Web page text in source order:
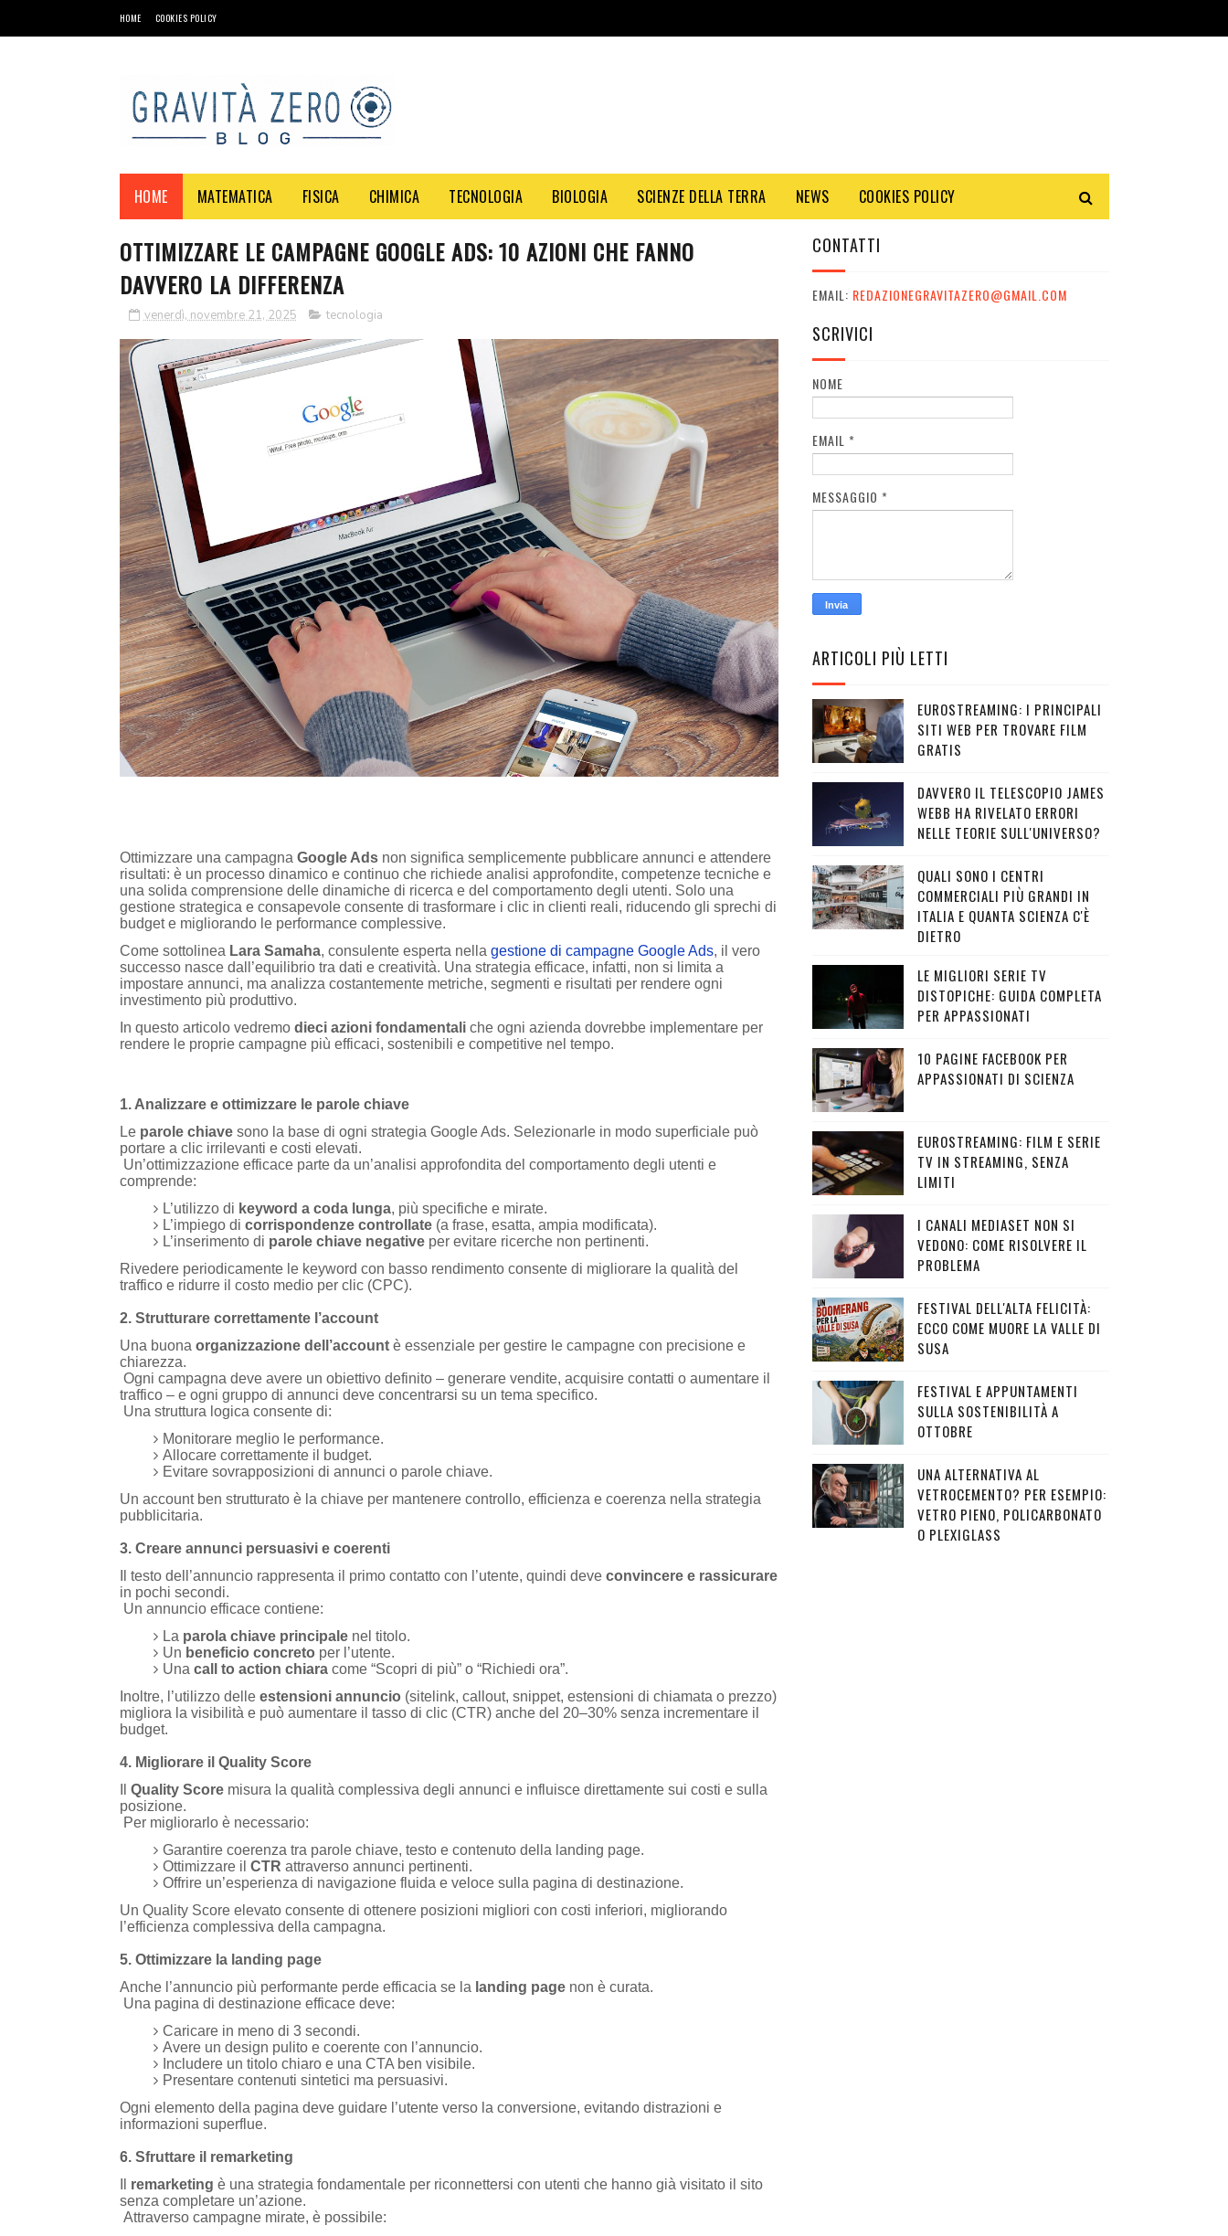
HOME COOKIES POLICY
HOME MATEMATICA FISICA CHIMICA TECNOLOGIA BIOLOGIA SCIENZE DELLA TERRA NEWS COOKIES POLICY
OTTIMIZZARE LE CAMPAGNE GOOGLE ADS: 10 AZIONI CHE FANNO
DAVVERO LA DIFFERENZA
venerdì, novembre 21, 2025 tecnologia
Ottimizzare una campagna Google Adsnon significa semplicemente pubblicare annunci e attendere
risultati: è un processo dinamico e continuo che richiede analisi approfondite, competenze tecniche e
una solida comprensione delle dinamiche di ricerca e del comportamento degli utenti. Solo una
gestione strategica e consapevole consente di trasformare i clic in clienti reali, riducendo gli sprechi di
budget e migliorando le performance complessive.
Come sottolinea Lara Samaha, consulente esperta nella gestione di campagne Google Ads, il vero
successo nasce dall’equilibrio tra dati e creatività. Una strategia efficace, infatti, non si limita a
impostare annunci, ma analizza costantemente metriche, segmenti e risultati per rendere ogni
investimento più produttivo.
In questo articolo vedremo dieci azioni fondamentaliche ogni azienda dovrebbe implementare per
rendere le proprie campagne più efficaci, sostenibili e competitive nel tempo.
1. Analizzare e ottimizzare le parole chiave
Le parole chiavesono la base di ogni strategia Google Ads. Selezionarle in modo superficiale può
portare a clic irrilevanti e costi elevati.
Un’ottimizzazione efficace parte da un’analisi approfondita del comportamento degli utenti e
comprende:
L’utilizzo di keyword a coda lunga, più specifiche e mirate.
L’impiego di corrispondenze controllate (a frase, esatta, ampia modificata).
L’inserimento di parole chiave negative per evitare ricerche non pertinenti.
Rivedere periodicamente le keyword con basso rendimento consente di migliorare la qualità del
traffico e ridurre il costo medio per clic (CPC).
2. Strutturare correttamente l’account
Una buona organizzazione dell’accountè essenziale per gestire le campagne con precisione e
chiarezza.
Ogni campagna deve avere un obiettivo definito – generare vendite, acquisire contatti o aumentare il
traffico – e ogni gruppo di annunci deve concentrarsi su un tema specifico.
Una struttura logica consente di:
Monitorare meglio le performance.
Allocare correttamente il budget.
Evitare sovrapposizioni di annunci o parole chiave.
Un account ben strutturato è la chiave per mantenere controllo, efficienza e coerenza nella strategia
pubblicitaria.
3. Creare annunci persuasivi e coerenti
Il testo dell’annuncio rappresenta il primo contatto con l’utente, quindi deve convincere e rassicurare
in pochi secondi.
Un annuncio efficace contiene:
La parola chiave principale nel titolo.
Un beneficio concreto per l’utente.
Una call to action chiara come “Scopri di più” o “Richiedi ora”.
Inoltre, l’utilizzo delle estensioni annuncio (sitelink, callout, snippet, estensioni di chiamata o prezzo)
migliora la visibilità e può aumentare il tasso di clic (CTR) anche del 20–30% senza incrementare il
budget.
4. Migliorare il Quality Score
Quality Scoremisura la qualità complessiva degli annunci e influisce direttamente sui costi e sulla
posizione.
Per migliorarlo è necessario:
Garantire coerenza tra parole chiave, testo e contenuto della landing page.
Ottimizzare il CTR attraverso annunci pertinenti.
Offrire un’esperienza di navigazione fluida e veloce sulla pagina di destinazione.
Un Quality Score elevato consente di ottenere posizioni migliori con costi inferiori, migliorando
l’efficienza complessiva della campagna.
5. Ottimizzare la landing page
Anche l’annuncio più performante perde efficacia se la landing pagenon è curata.
Una pagina di destinazione efficace deve:
Caricare in meno di 3 secondi.
Avere un design pulito e coerente con l’annuncio.
Includere un titolo chiaro e una CTA ben visibile.
Presentare contenuti sintetici ma persuasivi.
Ogni elemento della pagina deve guidare l’utente verso la conversione, evitando distrazioni e
informazioni superflue.
6. Sfruttare il remarketing
remarketing è una strategia fondamentale per riconnettersi con utenti che hanno già visitato il sito
senza completare un’azione.
Attraverso campagne mirate, è possibile:
CONTATTI
EMAIL: REDAZIONEGRAVITAZERO@GMAIL.COM
SCRIVICI
NOME
EMAIL *
MESSAGGIO *
ARTICOLI PIÙ LETTI
EUROSTREAMING: I PRINCIPALI
SITI WEB PER TROVARE FILM
GRATIS
DAVVERO IL TELESCOPIO JAMES
WEBB HA RIVELATO ERRORI
NELLE TEORIE SULL'UNIVERSO?
QUALI SONO I CENTRI
COMMERCIALI PIÙ GRANDI IN
ITALIA E QUANTA SCIENZA C'È
DIETRO
LE MIGLIORI SERIE TV
DISTOPICHE: GUIDA COMPLETA
PER APPASSIONATI
10 PAGINE FACEBOOK PER
APPASSIONATI DI SCIENZA
EUROSTREAMING: FILM E SERIE
TV IN STREAMING, SENZA
LIMITI
I CANALI MEDIASET NON SI
VEDONO: COME RISOLVERE IL
PROBLEMA
FESTIVAL DELL'ALTA FELICITÀ:
ECCO COME MUORE LA VALLE DI
SUSA
FESTIVAL E APPUNTAMENTI
SULLA SOSTENIBILITÀ A
OTTOBRE
UNA ALTERNATIVA AL
VETROCEMENTO? PER ESEMPIO:
VETRO PIENO, POLICARBONATO
O PLEXIGLASS